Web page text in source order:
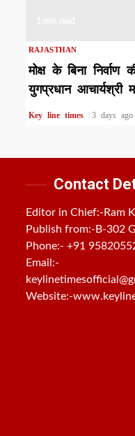
RAJASTHAN
मोक्ष के बिना निर्वाण
युगप्रधान आचार्यश्री
Key line times 3 days ago
Contact
Editor in Chief:-Ram
Publish from:- B-302
Phone:- +91
Email:-
Website:-